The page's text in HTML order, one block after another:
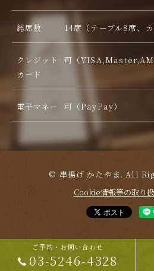
総席数 14席（テーブル8席、カ
クレジット
カード
可（
電子マネー 可（PayPay）
© 串揚げ かたやま. All
Cookie情報等の取り
ご予約・お問い合わせ
03-5246-4328